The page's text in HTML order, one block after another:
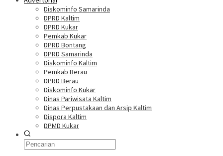
Diskominfo Samarinda
DPRD Kaltim
DPRD Kukar
Pemkab Kukar
DPRD Bontang
DPRD Samarinda
Diskominfo Kaltim
Pemkab Berau
DPRD Berau
Diskominfo Kukar
Dinas Pariwisata Kaltim
Dinas Perpustakaan dan Arsip Kaltim
Dispora Kaltim
DPMD Kukar